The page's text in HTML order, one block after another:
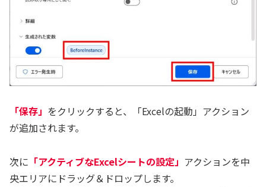
「保存」 をクリックすると、「Excelの起動」アクション
が追加されます。
次に 「アクティブなExcelシートの設定」 アクションを中
央エリアにドラッグ＆ドロップします。